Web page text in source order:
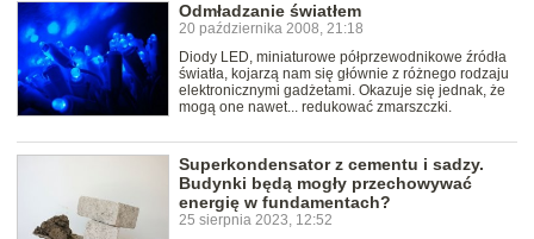
Odmładzanie światłem
20 października 2008, 21:18
Diody LED, miniaturowe półprzewodnikowe źródła
światła, kojarzą nam się głównie z różnego rodzaju
elektronicznymi gadżetami. Okazuje się jednak, że
mogą one nawet... redukować zmarszczki.
Superkondensator z cementu i sadzy.
Budynki będą mogły przechowywać
energię w fundamentach?
25 sierpnia 2023, 12:52